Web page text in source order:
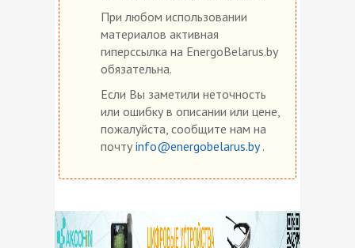
При любом использовании
материалов активная
гиперссылка на EnergoBelarus.by
обязательна.
Если Вы заметили неточность
или ошибку в описании или цене,
пожалуйста, сообщите нам на
почту info@energobelarus.by.